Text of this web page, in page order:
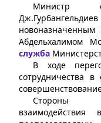
Министр
Абдельхалимом
служба
В ходе
сотрудничества в
Стороны